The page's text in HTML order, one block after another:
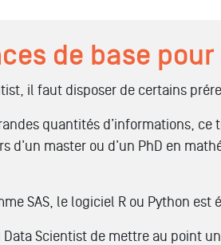
de base
il faut disposer de certains
quantités d’informations, ce
d’un master ou d’un PhD en
SAS, le logiciel R ou Python
Scientist de mettre au point